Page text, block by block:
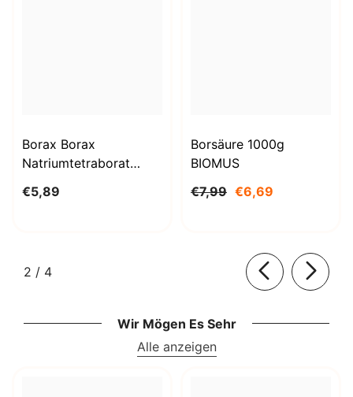
Borax Borax
Natriumtetraborat
STANLAB
€5,89
Borsäure 1000g
BIOMUS
€7,99 €6,69
2 / von
4
Wir Mögen Es Sehr
Alle anzeigen